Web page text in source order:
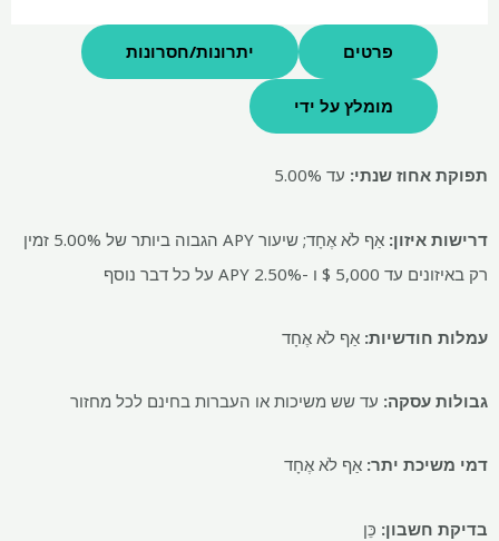
פרטים יתרונות/חסרונות
מומלץ על ידי
תפוקת אחוז שנתי: עד 5.00%
דרישות איזון:
אַף לֹא אֶחָד; שיעור APY הגבוה ביותר של 5.00% זמין
רק באיזונים עד 5,000 $ ו -2.50% APY על כל דבר נוסף
עמלות חודשיות: אַף לֹא אֶחָד
גבולות עסקה: עד שש משיכות או העברות בחינם לכל מחזור
דמי משיכת יתר: אַף לֹא אֶחָד
בדיקת חשבון: כֵּן